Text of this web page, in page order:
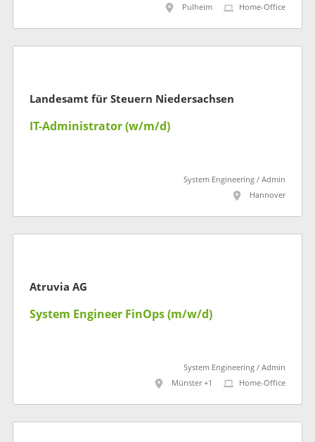
Pulheim
Home-Office
Landesamt für Steuern Niedersachsen
IT-Administrator (w/m/d)
System Engineering / Admin
Hannover
Atruvia AG
System Engineer FinOps (m/w/d)
System Engineering / Admin
Münster +1
Home-Office